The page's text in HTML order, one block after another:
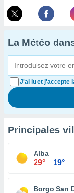
La Météo
J'ai lu et j'accepte
Principales
Alba
29° 19°
Borgo San